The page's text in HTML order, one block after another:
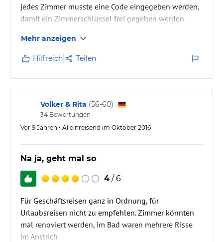
jedes Zimmer musste eine Code eingegeben werden,
damit ein Zimmerschlüssel frei gegeben werden
Frühstückszimmer schön gestaltet, aber zu klein. Man
muss aufstehen, wenn der Nachbar zum Buttet
Mehr anzeigen
Hilfreich Teilen
Volker & Rita (56-60)
34 Bewertungen
Vor 9 Jahren • Alleinreisend im Oktober 2016
Na ja, geht mal so
4 / 6
Für Geschäftsreisen ganz in Ordnung, für
Urlaubsreisen nicht zu empfehlen. Zimmer könnten
mal renoviert werden, im Bad waren mehrere Risse
im Anstrich